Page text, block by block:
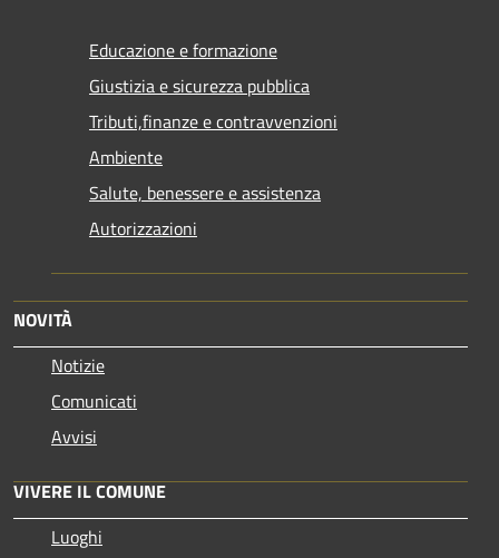
Educazione e formazione
Giustizia e sicurezza pubblica
Tributi,finanze e contravvenzioni
Ambiente
Salute, benessere e assistenza
Autorizzazioni
NOVITÀ
Notizie
Comunicati
Avvisi
VIVERE IL COMUNE
Luoghi